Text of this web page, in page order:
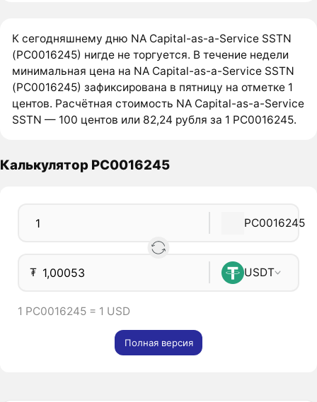
К сегодняшнему дню NA Capital-as-a-Service SSTN
(PC0016245) нигде не торгуется. В течение недели
минимальная цена на NA Capital-as-a-Service SSTN
(PC0016245) зафиксирована в пятницу на отметке 1
центов. Расчётная стоимость NA Capital-as-a-Service
SSTN — 100 центов или 82,24 рубля за 1 PC0016245.
Калькулятор PC0016245
PC0016245
₮ USDT
1 PC0016245 = 1 USD
Полная версия